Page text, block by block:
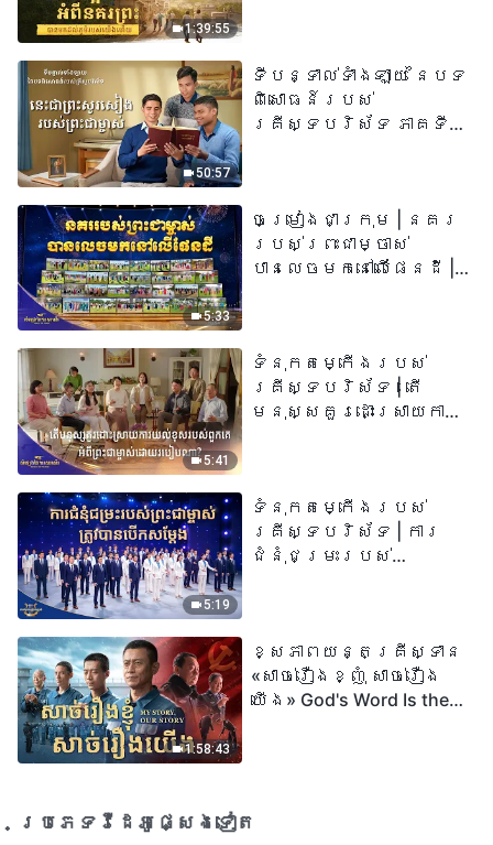
1:39:55
50:57
ទីបន្ទាល់ទាំងឡាយ នៃបទ
ពិសោធន៍របស់
គ្រីស្ទបរិស័ទ ភាគទី
5:33
ចម្រៀងជាក្រុម | នគរ
របស់ព្រះជាម្ចាស់
បានលេចមកនៅលើផែនដី |
5:41
ទំនុកតម្កើង​របស់​
គ្រីស្ទបរិស័ទ​ | តើ
មនុស្សគួរដោះស្រាយការ
២០២៦
5:19
ទំនុកតម្កើង​របស់​
គ្រីស្ទបរិស័ទ | ការ
ជំនុំជម្រះរបស់
1:58:43
ខ្សែភាពយន្តគ្រីស្ទាន
«សាច់រឿងខ្ញុំ សាច់រឿង
យើង» God's Word Is the
ប្រភេទ​វីដេអូ​ផ្សេង​ទៀត​